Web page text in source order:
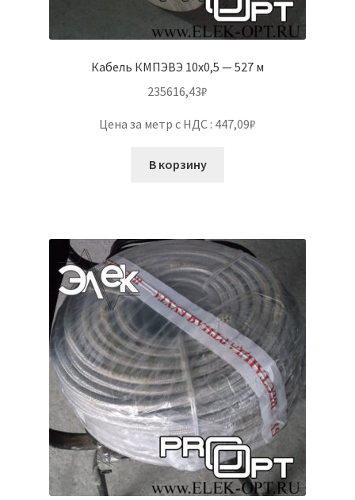
Кабель КМПЭВЭ 10х0,5 — 527 м
235616,43₽
Цена за метр с НДС : 447,09₽
В корзину